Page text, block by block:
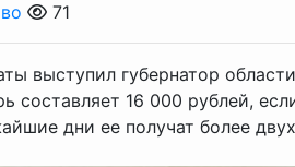
71
выступил губернатор
составляет 16 000 рублей,
дни ее получат более